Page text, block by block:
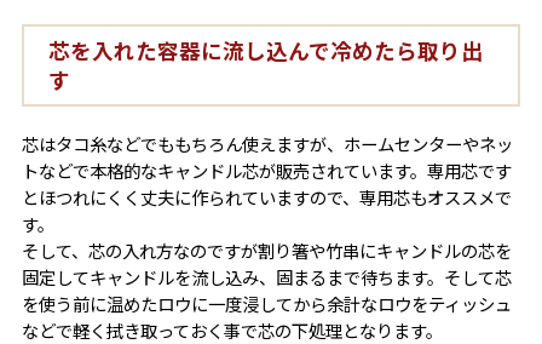
芯を入れた容器に流し込んで冷めたら取り出
す
芯はタコ糸などでももちろん使えますが、ホームセンターやネッ
トなどで本格的なキャンドル芯が販売されています。専用芯です
とほつれにくく丈夫に作られていますので、専用芯もオススメで
す。
そして、芯の入れ方なのですが割り箸や竹串にキャンドルの芯を
固定してキャンドルを流し込み、固まるまで待ちます。そして芯
を使う前に温めたロウに一度浸してから余計なロウをティッシュ
などで軽く拭き取っておく事で芯の下処理となります。